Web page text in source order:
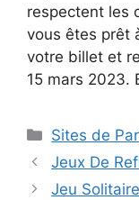
respectent les
vous êtes prêt
votre billet et
15 mars 2023.
Catégories
Sites de
Navigation
des
Jeux De
Jeu